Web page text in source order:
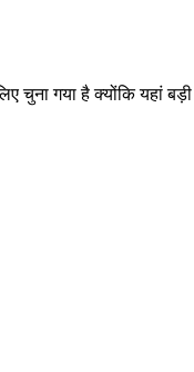
गया है क्योंकि यहां